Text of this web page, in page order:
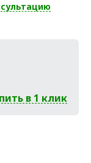
в 1 клик